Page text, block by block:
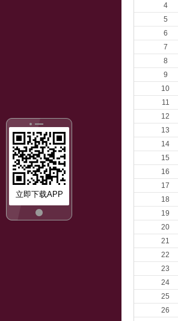
立即下载APP
4
5
6
7
8
9
10
11
12
13
14
15
16
17
18
19
20
21
22
23
24
25
26